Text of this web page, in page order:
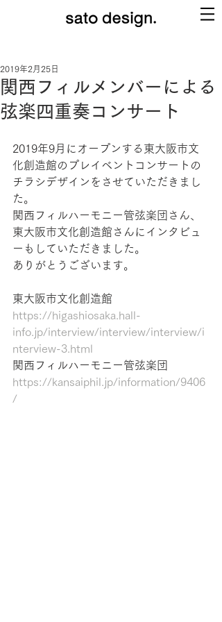
関西フィルメンバーによる
弦楽四重奏コンサート
2019年2月25日
2019年9月にオープンする東大阪市文
化創造館のプレイベントコンサートの
チラシデザインをさせていただきまし
た。
関西フィルハーモニー管弦楽団さん、
東大阪市文化創造館さんにインタビュ
ーもしていただきました。
ありがとうございます。
東大阪市文化創造館
https://higashiosaka.hall-
info.jp/interview/interview/interview/i
nterview-3.html
関西フィルハーモニー管弦楽団
https://kansaiphil.jp/information/9406
/